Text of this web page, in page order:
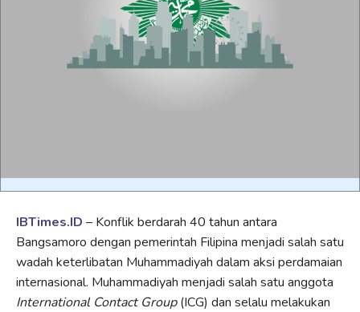
IBTimes.ID – Konflik berdarah 40 tahun antara
Bangsamoro dengan pemerintah Filipina menjadi salah satu
wadah keterlibatan Muhammadiyah dalam aksi perdamaian
internasional. Muhammadiyah menjadi salah satu anggota
International Contact Group(ICG) dan selalu melakukan